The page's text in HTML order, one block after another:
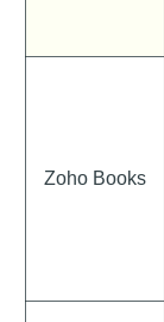
Zoho Books